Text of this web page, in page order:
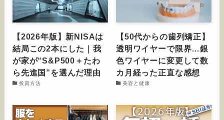
【2026年版】新NISAは
結局この2本にした｜我
が家が“S&P500＋たわ
ら先進国”を選んだ理由
投資方法
【50代からの歯列矯正】
透明ワイヤーで限界…銀
色ワイヤーに変更して数
カ月経った正直な感想
美容と健康